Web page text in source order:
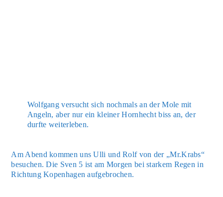
Wolf­gang ver­sucht sich noch­mals an der Mole mit
Angeln, aber nur ein klei­ner Horn­hecht biss an, der
durf­te wei­ter­le­ben.
Am Abend kom­men uns Ulli und Rolf von der „Mr.Krabs“
besu­chen. Die Sven 5 ist am Mor­gen bei star­kem Regen in
Rich­tung Kopen­ha­gen auf­ge­bro­chen.